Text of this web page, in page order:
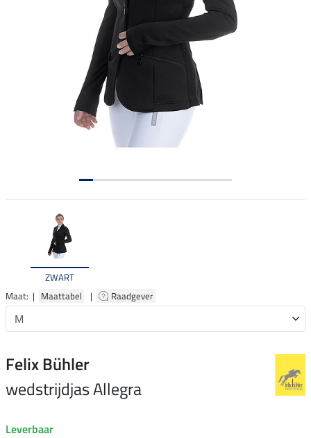
ZWART
Maat: | Maattabel | Raadgever
Felix Bühler
wedstrijdjas Allegra
Leverbaar